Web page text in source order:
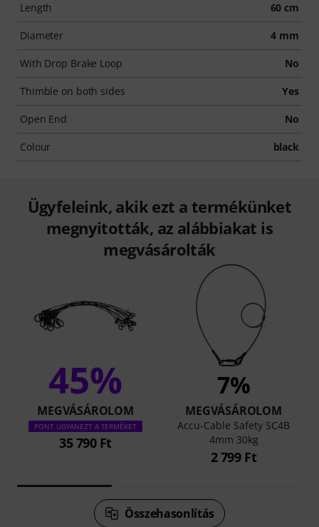
Length 60 cm
Diameter 4 mm
With Drop Brake Loop No
Thimble on both sides Yes
Open End No
Colour black
Ügyfeleink, akik ezt a termékünket
megnyitották, az alábbiakat is
megvásárolták
45%
MEGVÁSÁROLOM
PONT UGYANEZT A TERMÉKET
35 790 Ft
7%
MEGVÁSÁROLOM
Accu-Cable Safety SC4B
4mm 30kg
2 799 Ft
Összehasonlítás